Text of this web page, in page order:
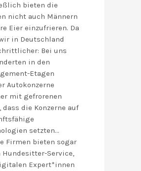
bieten die
nicht auch Männern
Eier einzufrieren. Da
in Deutschland
Bei uns
in den
Etagen
Autokonzerne
mit gefrorenen
dass die Konzerne auf
setzten…
Firmen bieten sogar
Hundesitter-Service,
Expert*innen